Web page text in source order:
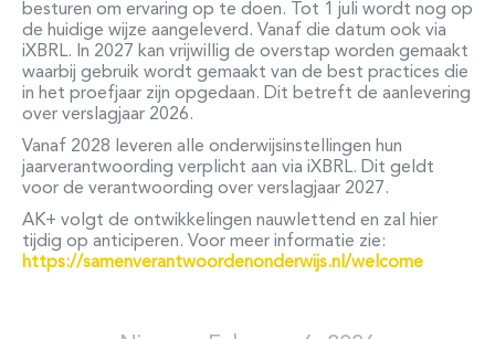
besturen om ervaring op te doen. Tot 1 juli wordt nog op
de huidige wijze aangeleverd. Vanaf die datum ook via
iXBRL. In 2027 kan vrijwillig de overstap worden gemaakt
waarbij gebruik wordt gemaakt van de best practices die
in het proefjaar zijn opgedaan. Dit betreft de aanlevering
over verslagjaar 2026.
Vanaf 2028 leveren alle onderwijsinstellingen hun
jaarverantwoording verplicht aan via iXBRL. Dit geldt
voor de verantwoording over verslagjaar 2027.
AK+ volgt de ontwikkelingen nauwlettend en zal hier
tijdig op anticiperen. Voor meer informatie zie:
https://samenverantwoordenonderwijs.nl/welcome